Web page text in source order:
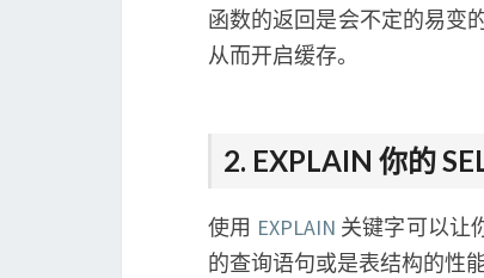
函数的返回是会不定的易变
从而开启缓存。
2. EXPLAIN 你的
使用 EXPLAIN 关键字可以让
的查询语句或是表结构的性能